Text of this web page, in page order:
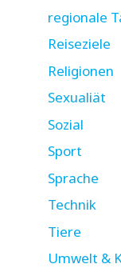
regionale
Reiseziele
Religionen
Sexualiät
Sozial
Sport
Sprache
Technik
Tiere
Umwelt &